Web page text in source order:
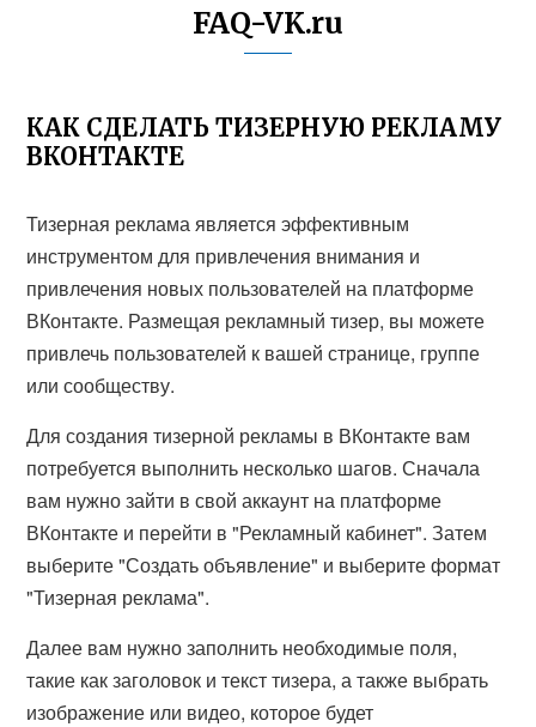
FAQ-VK.ru
КАК СДЕЛАТЬ ТИЗЕРНУЮ РЕКЛАМУ
ВКОНТАКТЕ
Тизерная реклама является эффективным
инструментом для привлечения внимания и
привлечения новых пользователей на платформе
ВКонтакте. Размещая рекламный тизер, вы можете
привлечь пользователей к вашей странице, группе
или сообществу.
Для создания тизерной рекламы в ВКонтакте вам
потребуется выполнить несколько шагов. Сначала
вам нужно зайти в свой аккаунт на платформе
ВКонтакте и перейти в "Рекламный кабинет". Затем
выберите "Создать объявление" и выберите формат
"Тизерная реклама".
Далее вам нужно заполнить необходимые поля,
такие как заголовок и текст тизера, а также выбрать
изображение или видео, которое будет